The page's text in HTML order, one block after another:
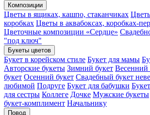
Композиции
Цветы в ящиках, кашпо, стаканчиках
коробках Цветы в аквабоксах, коробках-
Цветочные композиции «Сердце»
"под ключ"
Букеты цветов
Букет в корейском стиле Букет для мамы
Авторские букеты Зимний букет Весенний
букет Осенний букет Свадебный букет
любимой Подруге Букет для бабушки
для сестры Коллеге Дочке Мужские букеты
букет-комплимент Начальнику
Повод